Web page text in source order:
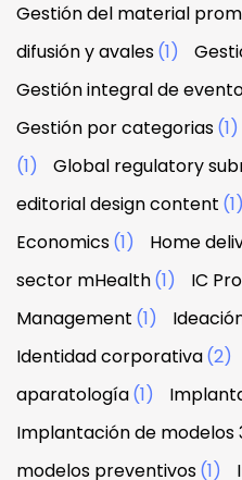
Gestión del material
difusión y avales(1)
Gestión integral de
Gestión por categorias(1)
(1)
Global regulatory
editorial design content (1)
Economics(1) Home
sector mHealth(1) IC
Management (1)
Identidad corporativa(2)
aparatología(1)
Implantación de modelos
modelos preventivos(1)